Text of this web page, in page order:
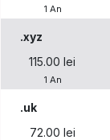
1 An
.xyz
115.00 lei
1 An
.uk
72.00 lei